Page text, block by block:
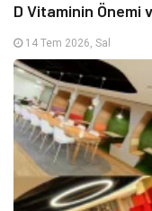
D Vitaminin Önemi
14 Tem 2026, Sal